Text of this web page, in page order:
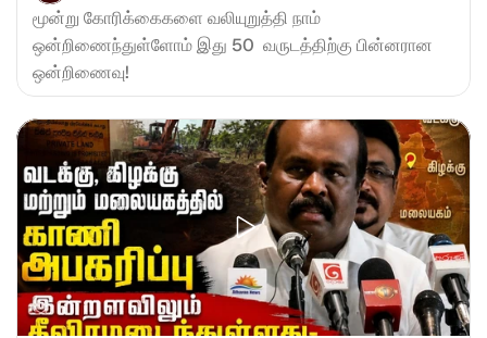
மூன்று கோரிக்கைகளை வலியுறுத்தி நாம்
ஒன்றிணைந்துள்ளோம் இது 50  வருடத்திற்கு பின்னரான
ஒன்றிணைவு!